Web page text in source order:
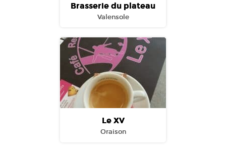
Brasserie du plateau
Valensole
Le XV
Oraison